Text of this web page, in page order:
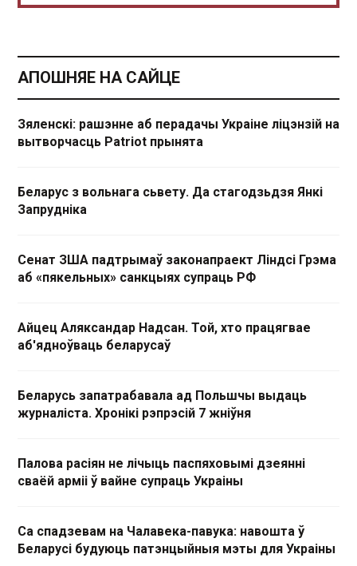
АПОШНЯЕ НА САЙЦЕ
Зяленскі: рашэнне аб перадачы Украіне ліцэнзій на
вытворчасць Patriot прынята
Беларус з вольнага сьвету. Да стагодзьдзя Янкі
Запрудніка
Сенат ЗША падтрымаў законапраект Ліндсі Грэма
аб «пякельных» санкцыях супраць РФ
Айцец Аляксандар Надсан. Той, хто працягвае
аб'ядноўваць беларусаў
Беларусь запатрабавала ад Польшчы выдаць
журналіста. Хронікі рэпрэсій 7 жніўня
Палова расіян не лічыць паспяховымі дзеянні
сваёй арміі ў вайне супраць Украіны
Са спадзевам на Чалавека-павука: навошта ў
Беларусі будуюць патэнцыйныя мэты для Украіны